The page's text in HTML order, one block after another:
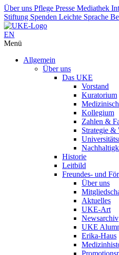
Über uns Pflege Presse Mediathek
Stiftung Spenden Leichte Sprache
EN
Menü
Allgemein
Über uns
Das UKE
Vorstand
Kuratorium
Kollegium
Zahlen &
Strategie &
Historie
Leitbild
Freundes- und
Über uns
Aktuelles
UKE-Art
Newsarchiv
UKE
Erika-Haus